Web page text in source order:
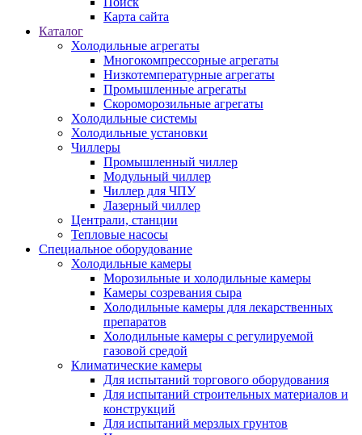
Карта сайта
Каталог
Холодильные агрегаты
Многокомпрессорные агрегаты
Низкотемпературные агрегаты
Промышленные агрегаты
Скороморозильные агрегаты
Холодильные системы
Холодильные установки
Чиллеры
Промышленный чиллер
Модульный чиллер
Чиллер для ЧПУ
Лазерный чиллер
Централи, станции
Тепловые насосы
Специальное оборудование
Холодильные камеры
Морозильные и холодильные камеры
Камеры созревания сыра
Холодильные камеры для лекарственных
препаратов
Холодильные камеры с регулируемой
газовой средой
Климатические камеры
Для испытаний торгового оборудования
Для испытаний строительных материалов и
конструкций
Для испытаний мерзлых грунтов